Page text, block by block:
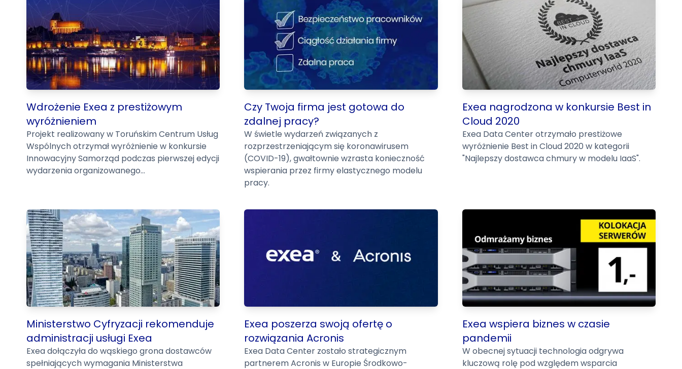
Wdrożenie Exea z prestiżowym
wyróżnieniem
Projekt realizowany w Toruńskim Centrum Usług
Wspólnych otrzymał wyróżnienie w konkursie
Innowacyjny Samorząd podczas pierwszej edycji
wydarzenia organizowanego...
Czy Twoja firma jest gotowa do
zdalnej pracy?
W świetle wydarzeń związanych z
rozprzestrzeniającym się koronawirusem
(COVID-19), gwałtownie wzrasta konieczność
wspierania przez firmy elastycznego modelu
pracy.
Exea nagrodzona w konkursie Best in
Cloud 2020
Exea Data Center otrzymało prestiżowe
wyróżnienie Best in Cloud 2020 w kategorii
"Najlepszy dostawca chmury w modelu IaaS".
Ministerstwo Cyfryzacji rekomenduje
administracji usługi Exea
Exea dołączyła do wąskiego grona dostawców
spełniających wymagania Ministerstwa
Exea poszerza swoją ofertę o
rozwiązania Acronis
Exea Data Center zostało strategicznym
partnerem Acronis w Europie Środkowo-
Exea wspiera biznes w czasie
pandemii
W obecnej sytuacji technologia odgrywa
kluczową rolę pod względem wsparcia